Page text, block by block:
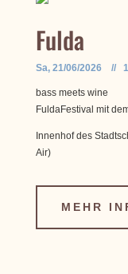
Fulda
Sa, 21/06/2026 //
bass meets wine
FuldaFestival mit
Innenhof des
Air)
MEHR